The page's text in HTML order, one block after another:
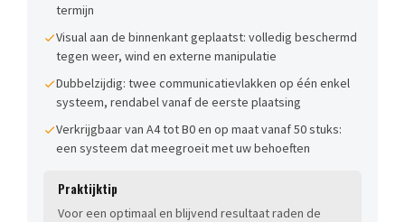
termijn
Visual aan de binnenkant geplaatst: volledig beschermd
tegen weer, wind en externe manipulatie
Dubbelzijdig: twee communicatievlakken op één enkel
systeem, rendabel vanaf de eerste plaatsing
Verkrijgbaar van A4 tot B0 en op maat vanaf 50 stuks:
een systeem dat meegroeit met uw behoeften
Praktijktip
Voor een optimaal en blijvend resultaat raden de